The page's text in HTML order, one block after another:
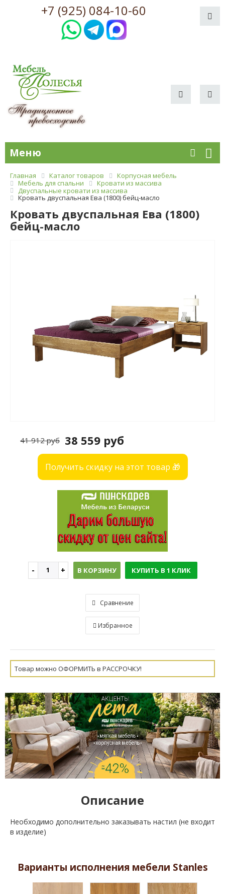
+7 (925) 084-10-60
Меню
Главная Каталог товаров
Корпусная мебель
Мебель для спальни
Кровати из массива
Двуспальные кровати из массива
Кровать двуспальная Ева (1800) бейц-масло
Кровать двуспальная Ева (1800)
бейц-масло
38 559 руб
41 912 руб
Получить скидку на этот товар 🎁
В КОРЗИНУ КУПИТЬ В 1 КЛИК
Сравнение
Избранное
Товар можно ОФОРМИТЬ в РАССРОЧКУ!
Описание
Необходимо дополнительно заказывать настил (не входит
в изделие)
Варианты исполнения мебели Stanles